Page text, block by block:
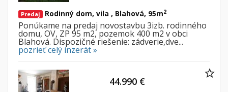
Predaj Rodinný dom, vila , Blahová, 95m2
Ponúkame na predaj novostavbu 3izb. rodinného
domu, OV, ZP 95 m2, pozemok 400 m2 v obci
Blahová. Dispozičné riešenie: zádverie,dve...
pozrieť celý inzerát »
44.990 €